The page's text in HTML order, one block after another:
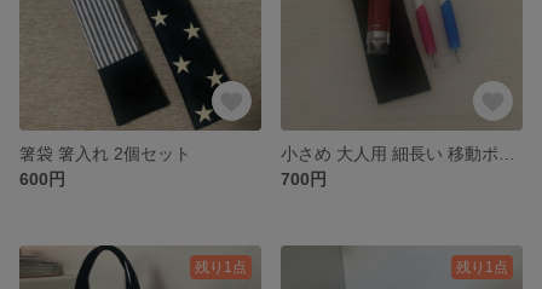
箸袋 箸入れ 2個セット
600円
700円
残り1点 残り1点